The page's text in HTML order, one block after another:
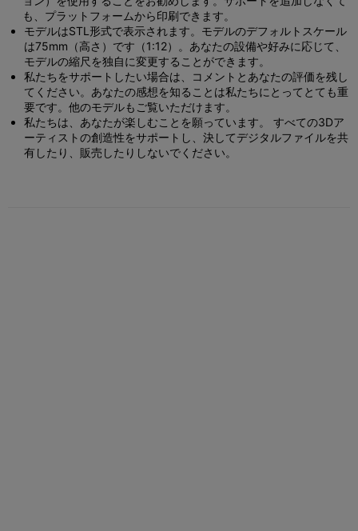
も、プラットフォームから印刷できます。
モデルはSTL形式で表示されます。モデルのデフォルトスケール
は75mm（高さ）です（1:12）。あなたの設備や好みに応じて、
モデルの縮尺を独自に変更することができます。
私たちをサポートしたい場合は、コメントとあなたの評価を残し
てください。あなたの感想を知ることは私たちにとってとても重
要です。他のモデルもご覧いただけます。
私たちは、あなたが楽しむことを願っています。 すべての3Dア
ーティストの創造性をサポートし、決してデジタルファイルを共
有したり、販売したりしないでください。